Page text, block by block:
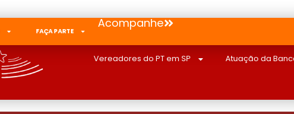
FAÇA PARTE
Acompanhe
Vereadores do PT em SP Atuação da